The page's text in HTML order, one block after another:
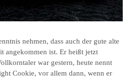
nehmen, dass auch der gute alte
angekommen ist. Er heißt jetzt
war gestern, heute nennt
Cookie, vor allem dann, wenn er